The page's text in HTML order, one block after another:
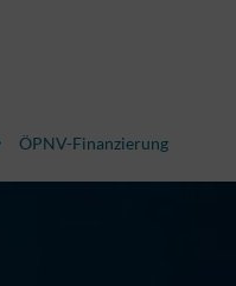
ÖPNV-Finanzierung